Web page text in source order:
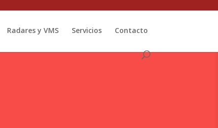
Radares y VMS Servicios Contacto